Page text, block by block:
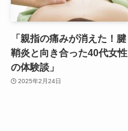
「親指の痛みが消えた！腱
鞘炎と向き合った40代女性
の体験談」
2025年2月24日